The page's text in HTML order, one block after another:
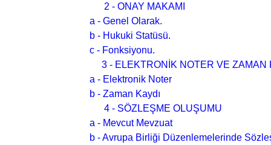
2 - ONAY MAKAMI
a - Genel Olarak.
b - Hukuki Statüsü.
c - Fonksiyonu.
3 - ELEKTRONİK NOTER VE ZAMAN
a - Elektronik Noter
b - Zaman Kaydı
4 - SÖZLEŞME OLUŞUMU
a - Mevcut Mevzuat
b - Avrupa Birliği Düzenlemelerinde